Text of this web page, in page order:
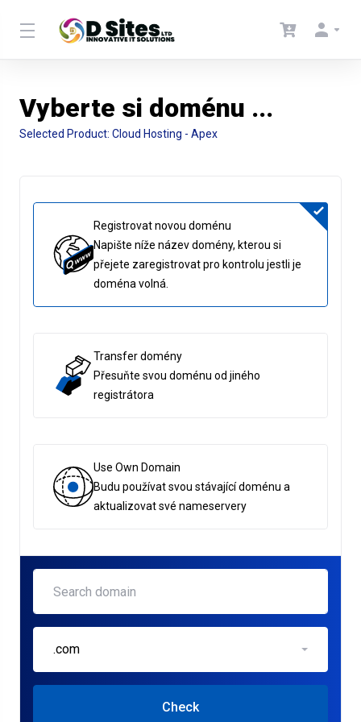
Vyberte si doménu ...
Selected Product: Cloud Hosting - Apex
Registrovat novou doménu
Napište níže název domény, kterou si
přejete zaregistrovat pro kontrolu jestli je
doména volná.
Transfer domény
Přesuňte svou doménu od jiného
registrátora
Use Own Domain
Budu používat svou stávající doménu a
aktualizovat své nameservery
.com
Check